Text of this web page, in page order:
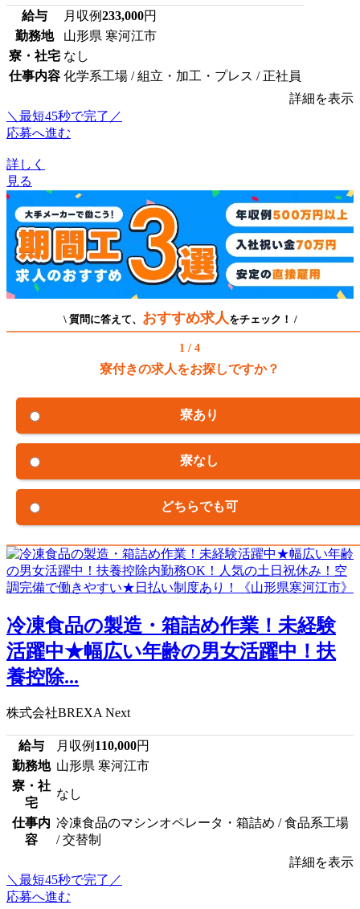
給与 月収例233,000円
勤務地
山形県 寒河江市
寮・社宅 なし
仕事内容 化学系工場 / 組立・加工・プレス / 正社員
詳細を表示
＼最短45秒で完了／
応募へ進む
詳しく
見る
\ 質問に答えて、 おすすめ求人 をチェック！ /
1 / 4
寮付きの求人をお探しですか？
寮あり
寮なし
どちらでも可
冷凍食品の製造・箱詰め作業！未経験
活躍中★幅広い年齢の男女活躍中！扶
養控除...
株式会社BREXA Next
給与 月収例 110,000円
勤務地 山形県 寒河江市
寮・社
宅
なし
仕事内
容
冷凍食品のマシンオペレータ・箱詰め / 食品系工場
/ 交替制
詳細を表示
＼最短45秒で完了／
応募へ進む